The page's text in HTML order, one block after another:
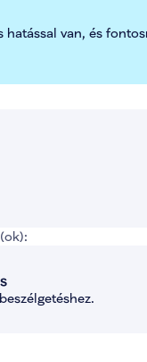
hatással van, és